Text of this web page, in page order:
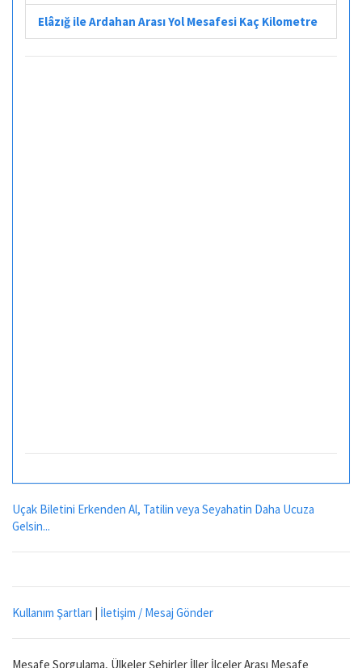
Elâzığ ile Ardahan Arası Yol Mesafesi Kaç Kilometre
Uçak Biletini Erkenden Al, Tatilin veya Seyahatin Daha Ucuza
Gelsin...
Kullanım Şartları | İletişim / Mesaj Gönder
Mesafe Sorgulama, Ülkeler Şehirler İller İlçeler Arası Mesafe